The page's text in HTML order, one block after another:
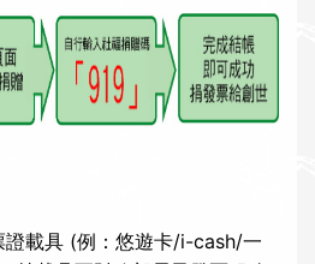
載具 (例：悠遊卡/i-cash/一